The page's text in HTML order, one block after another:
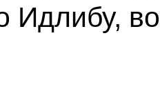
Идлибу,